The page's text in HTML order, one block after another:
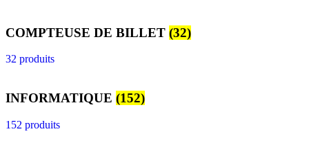
COMPTEUSE DE BILLET (32)
32 produits
INFORMATIQUE (152)
152 produits